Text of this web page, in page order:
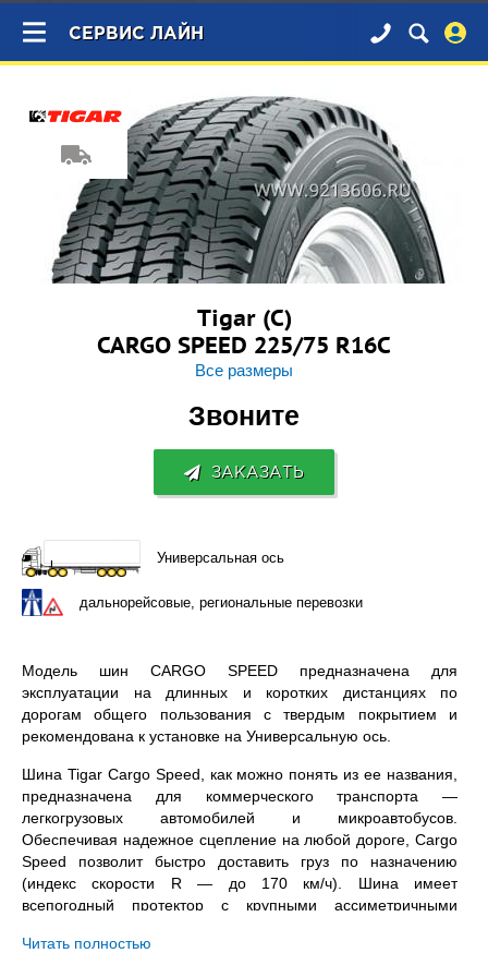
×
СЕРВИС ЛАЙН
Tigar (С)
CARGO SPEED 225/75 R16C
Все размеры
Звоните
ЗАКАЗАТЬ
Универсальная ось
дальнорейсовые, региональные перевозки
Модель шин CARGO SPEED предназначена для
эксплуатации на длинных и коротких дистанциях по
дорогам общего пользования с твердым покрытием и
рекомендована к установке на Универсальную ось.
Шина Tigar Cargo Speed, как можно понять из ее названия,
предназначена для коммерческого транспорта —
легкогрузовых автомобилей и микроавтобусов.
Обеспечивая надежное сцепление на любой дороге, Cargo
Speed позволит быстро доставить груз по назначению
(индекс скорости R — до 170 км/ч). Шина имеет
всепогодный протектор с крупными ассиметричными
канавками. Благодаря ним, покрышка отличается хорошими
Читать полностью